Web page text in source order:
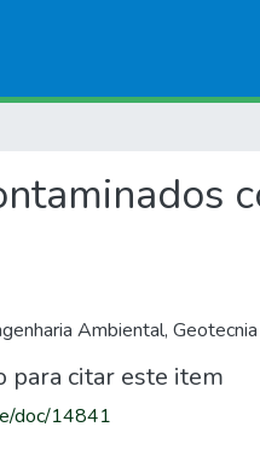
Ambiental,
para citar este item
doc/14841